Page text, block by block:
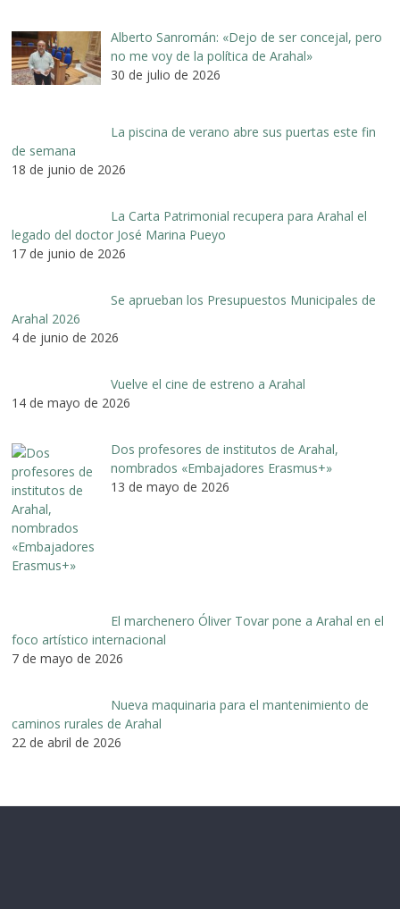
Alberto Sanromán: «Dejo de ser concejal, pero
no me voy de la política de Arahal»
30 de julio de 2026
La piscina de verano abre sus puertas este fin
de semana
18 de junio de 2026
La Carta Patrimonial recupera para Arahal el
legado del doctor José Marina Pueyo
17 de junio de 2026
Se aprueban los Presupuestos Municipales de
Arahal 2026
4 de junio de 2026
Vuelve el cine de estreno a Arahal
14 de mayo de 2026
Dos profesores de institutos de Arahal,
nombrados «Embajadores Erasmus+»
13 de mayo de 2026
El marchenero Óliver Tovar pone a Arahal en el
foco artístico internacional
7 de mayo de 2026
Nueva maquinaria para el mantenimiento de
caminos rurales de Arahal
22 de abril de 2026